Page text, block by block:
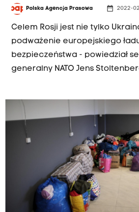
Polska Agencja Prasowa date_range 2022-
Celem Rosji jest nie tylko
podważenie europejskiego
bezpieczeństwa - powiedział
generalny NATO Jens